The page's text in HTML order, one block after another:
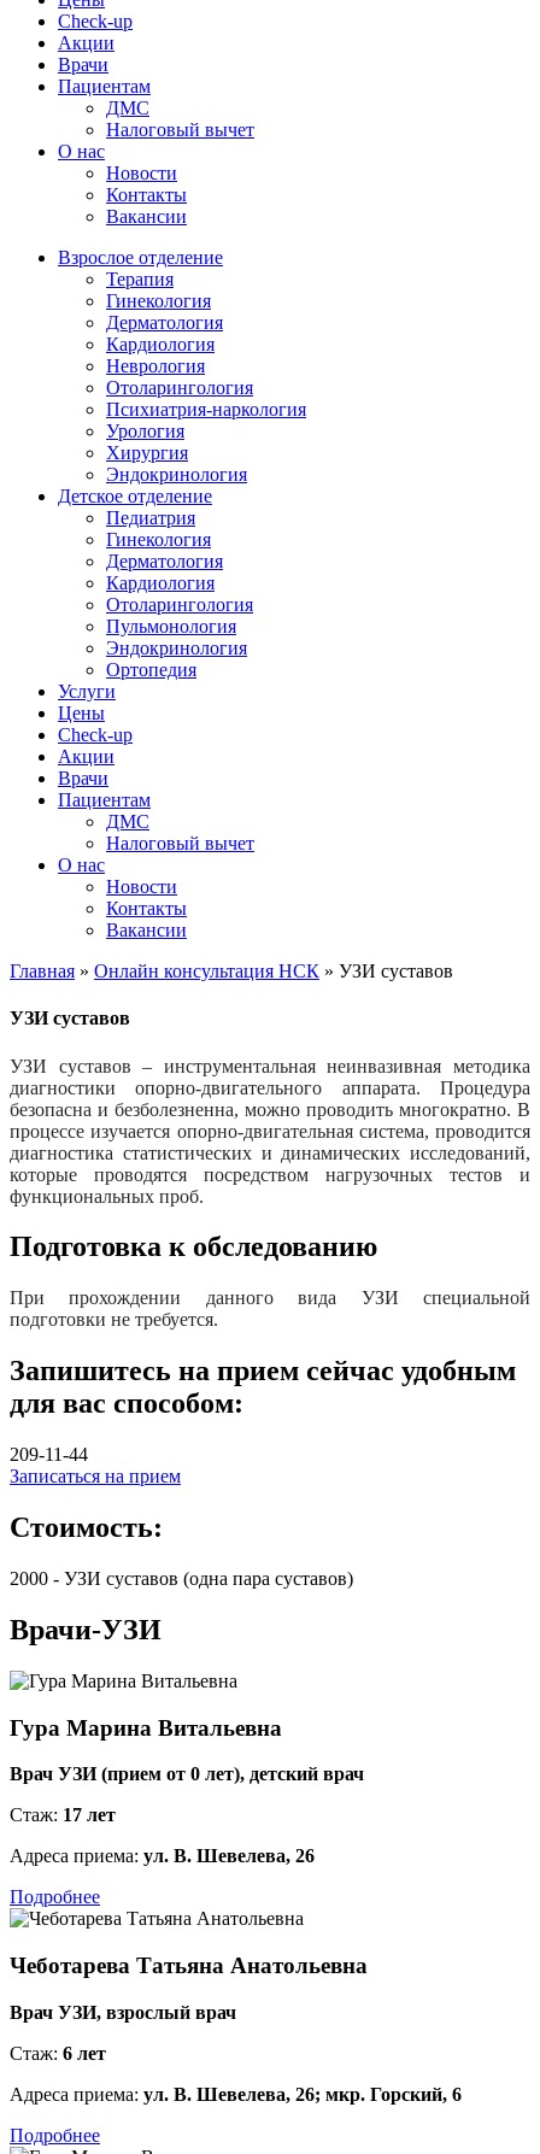
Check-up
Акции
Врачи
Пациентам
ДМС
Налоговый вычет
О нас
Новости
Контакты
Вакансии
Взрослое отделение
Терапия
Гинекология
Дерматология
Кардиология
Неврология
Отоларингология
Психиатрия-наркология
Урология
Хирургия
Эндокринология
Детское отделение
Педиатрия
Гинекология
Дерматология
Кардиология
Отоларингология
Пульмонология
Эндокринология
Ортопедия
Услуги
Цены
Check-up
Акции
Врачи
Пациентам
ДМС
Налоговый вычет
О нас
Новости
Контакты
Вакансии
Главная » Онлайн консультация НСК » УЗИ суставов
УЗИ суставов
УЗИ суставов – инструментальная неинвазивная методика
диагностики опорно-двигательного аппарата. Процедура
безопасна и безболезненна, можно проводить многократно. В
процессе изучается опорно-двигательная система, проводится
диагностика статистических и динамических исследований,
которые проводятся посредством нагрузочных тестов и
функциональных проб.
Подготовка к обследованию
При прохождении данного вида УЗИ специальной
подготовки не требуется.
Запишитесь на прием сейчас удобным
для вас способом:
209-11-44
Записаться на прием
Стоимость:
2000 - УЗИ суставов (одна пара суставов)
Врачи-УЗИ
Гура Марина Витальевна
Врач УЗИ (прием от 0 лет), детский врач
Стаж: 17 лет
Адреса приема: ул. В. Шевелева, 26
Подробнее
Чеботарева Татьяна Анатольевна
Врач УЗИ, взрослый врач
Стаж: 6 лет
Адреса приема: ул. В. Шевелева, 26; мкр. Горский, 6
Подробнее